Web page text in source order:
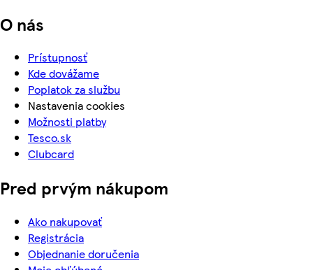
O nás
Prístupnosť
Kde dovážame
Poplatok za službu
Nastavenia cookies
Možnosti platby
Tesco.sk
Clubcard
Pred prvým nákupom
Ako nakupovať
Registrácia
Objednanie doručenia